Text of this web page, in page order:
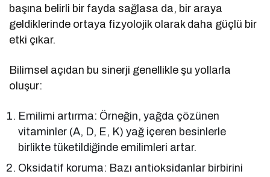
başına belirli bir fayda sağlasa da, bir araya
geldiklerinde ortaya fizyolojik olarak daha güçlü bir
etki çıkar.
Bilimsel açıdan bu sinerji genellikle şu yollarla
oluşur:
Emilimi artırma: Örneğin, yağda çözünen
vitaminler (A, D, E, K) yağ içeren besinlerle
birlikte tüketildiğinde emilimleri artar.
Oksidatif koruma: Bazı antioksidanlar birbirini